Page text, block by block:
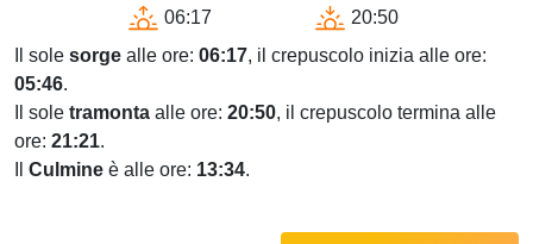
06:17
20:50
Il sole sorge alle ore: 06:17, il crepuscolo inizia alle ore:
05:46.
Il sole tramonta alle ore: 20:50, il crepuscolo termina alle
ore: 21:21.
Culmine è alle ore: 13:34.